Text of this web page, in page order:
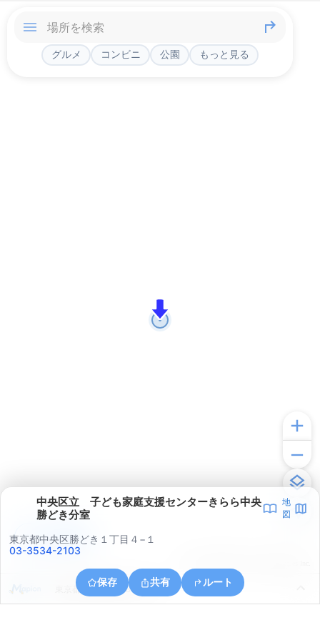
グルメ コンビニ 公園 もっと見る
中央区立 子ども家庭支援センターきらら中央
勝どき分室
地
図
東京都中央区勝どき１丁目４−１
03-3534-2103
保存 共有 ルート
東京都中央区銀座８丁目４
アプリで見る